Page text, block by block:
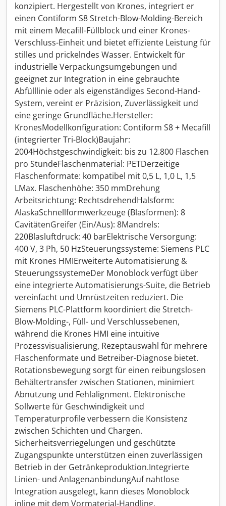
konzipiert. Hergestellt von Krones, integriert er
einen Contiform S8 Stretch-Blow-Molding-Bereich
mit einem Mecafill-Füllblock und einer Krones-
Verschluss-Einheit und bietet effiziente Leistung für
stilles und prickelndes Wasser. Entwickelt für
industrielle Verpackungsumgebungen und
geeignet zur Integration in eine gebrauchte
Abfülllinie oder als eigenständiges Second-Hand-
System, vereint er Präzision, Zuverlässigkeit und
eine geringe Grundfläche.Hersteller:
KronesModellkonfiguration: Contiform S8 + Mecafill
(integrierter Tri-Block)Baujahr:
2004Höchstgeschwindigkeit: bis zu 12.800 Flaschen
pro StundeFlaschenmaterial: PETDerzeitige
Flaschenformate: kompatibel mit 0,5 L, 1,0 L, 1,5
LMax. Flaschenhöhe: 350 mmDrehung
Arbeitsrichtung: RechtsdrehendHalsform:
AlaskaSchnellformwerkzeuge (Blasformen): 8
CavitätenGreifer (Ein/Aus): 8Mandrels:
220Blasluftdruck: 40 barElektrische Versorgung:
400 V, 3 Ph, 50 HzSteuerungssysteme: Siemens PLC
mit Krones HMIErweiterte Automatisierung &
SteuerungssystemeDer Monoblock verfügt über
eine integrierte Automatisierungs-Suite, die Betrieb
vereinfacht und Umrüstzeiten reduziert. Die
Siemens PLC-Plattform koordiniert die Stretch-
Blow-Molding-, Füll- und Verschlussebenen,
während die Krones HMI eine intuitive
Prozessvisualisierung, Rezeptauswahl für mehrere
Flaschenformate und Betreiber-Diagnose bietet.
Rotationsbewegung sorgt für einen reibungslosen
Behältertransfer zwischen Stationen, minimiert
Abnutzung und Fehlalignment. Elektronische
Sollwerte für Geschwindigkeit und
Temperaturprofile verbessern die Konsistenz
zwischen Schichten und Chargen.
Sicherheitsverriegelungen und geschützte
Zugangspunkte unterstützen einen zuverlässigen
Betrieb in der Getränkeproduktion.Integrierte
Linien- und AnlagenanbindungAuf nahtlose
Integration ausgelegt, kann dieses Monoblock
inline mit dem Vormaterial-Handling,